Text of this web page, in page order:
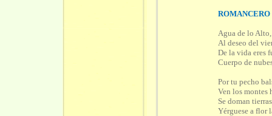
ROMANCERO
Agua de lo
Al deseo del
De la vida eres
Cuerpo de
Por tu pecho
Ven los montes
Se doman
Yérguese a flor